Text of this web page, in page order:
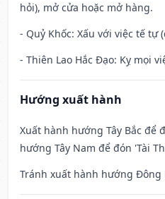
hỏi), mở cửa hoặc mở hàng.
- Quỷ Khốc: Xấu với việc tế tự
- Thiên Lao Hắc Đạo: Kỵ mọi
Hướng xuất hành
Xuất hành hướng Tây Bắc để
hướng Tây Nam để đón 'Tài
Tránh xuất hành hướng Đông